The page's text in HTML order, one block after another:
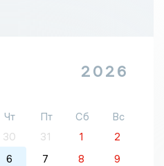
2026
Чт Пт Сб
Вс
30 31 1
2
6 7 8
9